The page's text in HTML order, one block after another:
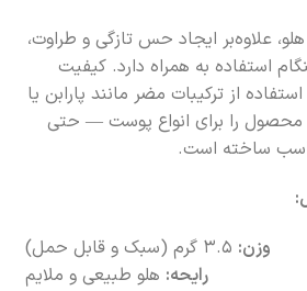
علاوه‌بر ایجاد حس تازگی و طراوت،
استفاده به همراه دارد. کیفیت
از ترکیبات مضر مانند پارابن یا
را برای انواع پوست — حتی
ساخته است.
وزن:
رایحه: هلو طبیعی و ملایم